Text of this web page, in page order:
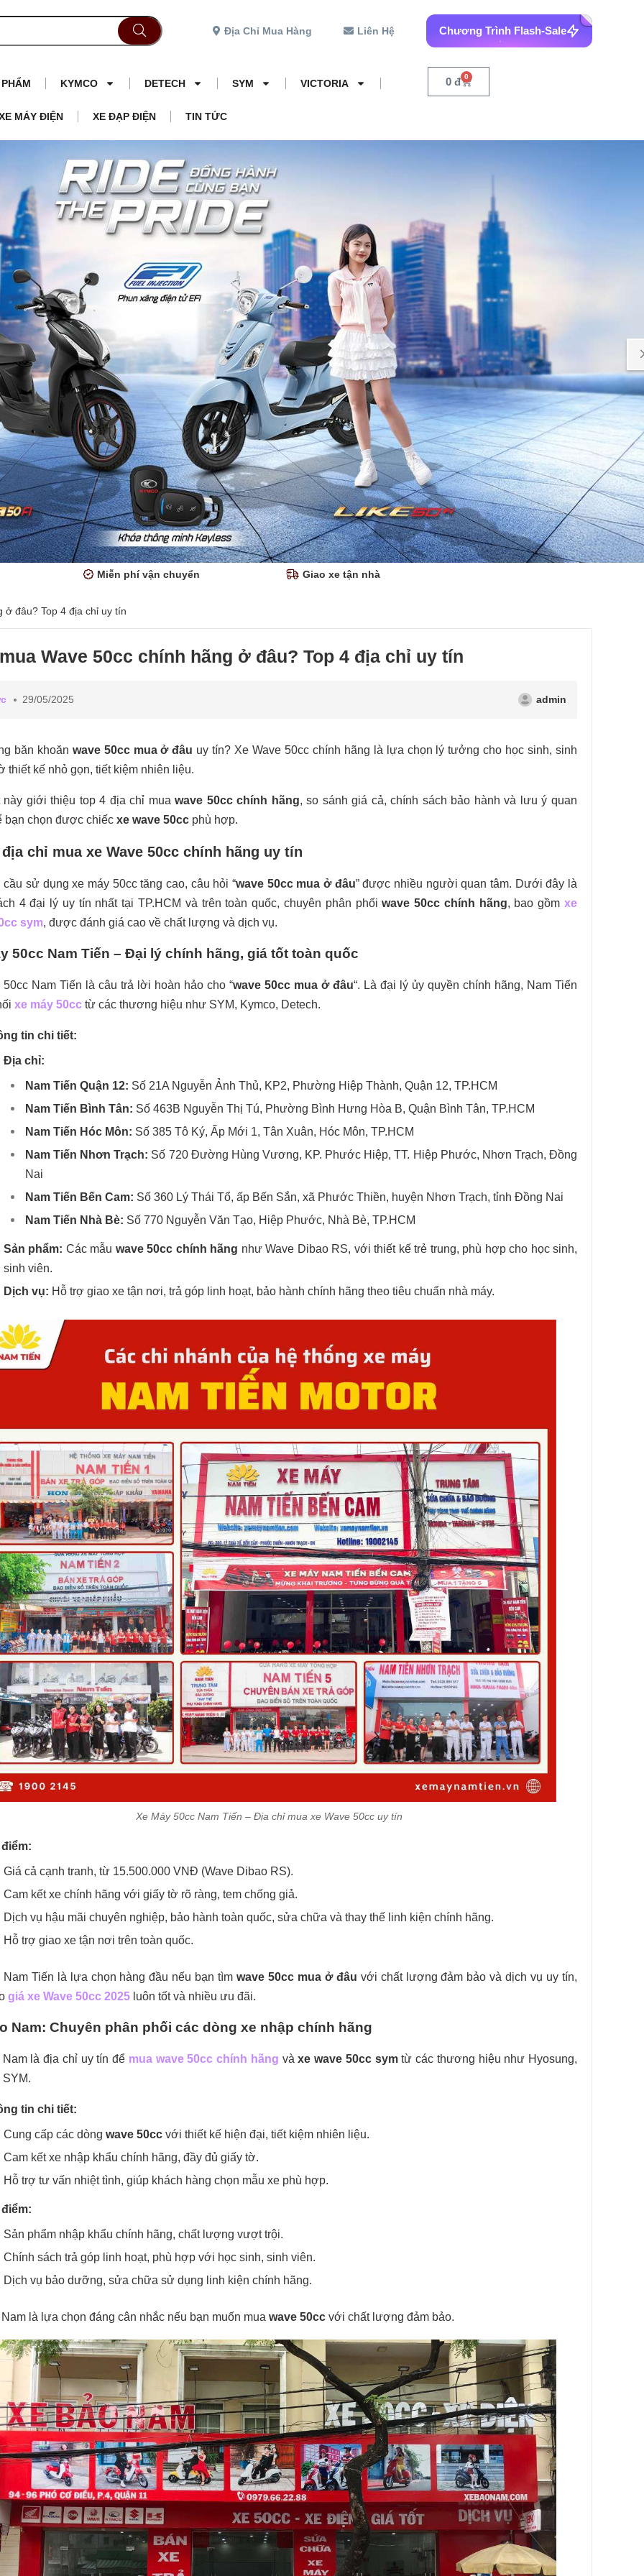
Địa Chỉ Mua Hàng Liên Hệ Chương Trình Flash-Sale
KYMCO DETECH SYM VICTORIA
MÁY ĐIỆN XE ĐẠP ĐIỆN TIN TỨC
0 đ 0
Miễn phí vận chuyển Giao xe tận nhà
ở đâu? Top 4 địa chỉ uy tín
Wave 50cc chính hãng ở đâu? Top 4 địa chỉ uy tín
29/05/2025 admin
băn khoăn wave 50cc mua ở đâu uy tín? Xe Wave 50cc chính hãng là lựa chọn lý tưởng cho học sinh, sinh
thiết kế nhỏ gọn, tiết kiệm nhiên liệu.
này giới thiệu top 4 địa chỉ muawave 50cc chính hãng, so sánh giá cả, chính sách bảo hành và lưu ý quan
bạn chọn được chiếc xe wave 50cc phù hợp.
địa chỉ mua xe Wave 50cc chính hãng uy tín
cầu sử dụng xe máy 50cc tăng cao, câu hỏi “wave 50cc mua ở đâu” được nhiều người quan tâm. Dưới đây là
4 đại lý uy tín nhất tại TP.HCM và trên toàn quốc, chuyên phân phốiwave 50cc chính hãng, bao gồmxe
sym, được đánh giá cao về chất lượng và dịch vụ.
50cc Nam Tiến – Đại lý chính hãng, giá tốt toàn quốc
50cc Nam Tiến là câu trả lời hoàn hảo cho “wave 50cc mua ở đâu“. Là đại lý ủy quyền chính hãng, Nam Tiến
xe máy 50cc từ các thương hiệu như SYM, Kymco, Detech.
tin chi tiết:
Địa chỉ:
Nam Tiến Quận 12: Số 21A Nguyễn Ảnh Thủ, KP2, Phường Hiệp Thành, Quận 12, TP.HCM
Nam Tiến Bình Tân: Số 463B Nguyễn Thị Tú, Phường Bình Hưng Hòa B, Quận Bình Tân, TP.HCM
Nam Tiến Hóc Môn: Số 385 Tô Ký, Ấp Mới 1, Tân Xuân, Hóc Môn, TP.HCM
Nam Tiến Nhơn Trạch: Số 720 Đường Hùng Vương, KP. Phước Hiệp, TT. Hiệp Phước, Nhơn Trạch, Đồng
Nai
Nam Tiến Bến Cam: Số 360 Lý Thái Tổ, ấp Bến Sắn, xã Phước Thiền, huyện Nhơn Trạch, tỉnh Đồng Nai
Nam Tiến Nhà Bè: Số 770 Nguyễn Văn Tạo, Hiệp Phước, Nhà Bè, TP.HCM
Sản phẩm: Các mẫu wave 50cc chính hãng như Wave Dibao RS, với thiết kế trẻ trung, phù hợp cho học sinh,
sinh viên.
Dịch vụ: Hỗ trợ giao xe tận nơi, trả góp linh hoạt, bảo hành chính hãng theo tiêu chuẩn nhà máy.
Xe Máy 50cc Nam Tiến – Địa chỉ mua xe Wave 50cc uy tín
Giá cả cạnh tranh, từ 15.500.000 VNĐ (Wave Dibao RS).
Cam kết xe chính hãng với giấy tờ rõ ràng, tem chống giả.
Dịch vụ hậu mãi chuyên nghiệp, bảo hành toàn quốc, sửa chữa và thay thế linh kiện chính hãng.
Hỗ trợ giao xe tận nơi trên toàn quốc.
Nam Tiến là lựa chọn hàng đầu nếu bạn tìmwave 50cc mua ở đâu với chất lượng đảm bảo và dịch vụ uy tín,
giá xe Wave 50cc 2025 luôn tốt và nhiều ưu đãi.
Nam: Chuyên phân phối các dòng xe nhập chính hãng
là địa chỉ uy tín để mua wave 50cc chính hãng vàxe wave 50cc symtừ các thương hiệu như Hyosung,
SYM.
tin chi tiết:
Cung cấp các dòng wave 50cc với thiết kế hiện đại, tiết kiệm nhiên liệu.
Cam kết xe nhập khẩu chính hãng, đầy đủ giấy tờ.
Hỗ trợ tư vấn nhiệt tình, giúp khách hàng chọn mẫu xe phù hợp.
Sản phẩm nhập khẩu chính hãng, chất lượng vượt trội.
Chính sách trả góp linh hoạt, phù hợp với học sinh, sinh viên.
Dịch vụ bảo dưỡng, sửa chữa sử dụng linh kiện chính hãng.
là lựa chọn đáng cân nhắc nếu bạn muốn mua wave 50cc với chất lượng đảm bảo.